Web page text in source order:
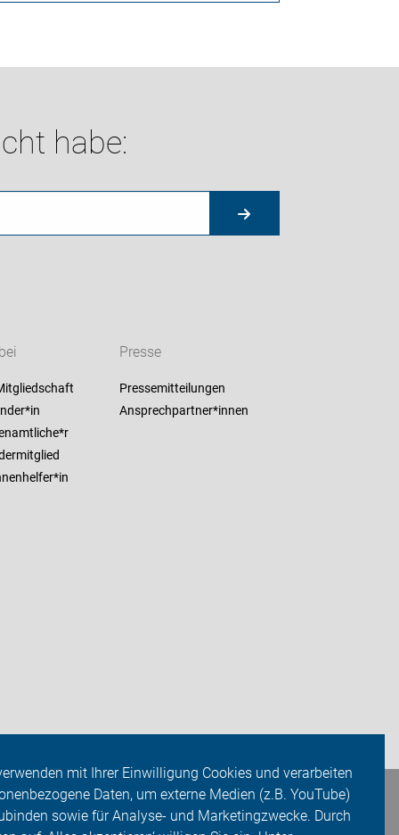
mit Ihrer Einwilligung Cookies und verarbeiten
Daten, um externe Medien (z.B. YouTube)
sowie für Analyse- und Marketingzwecke. Durch
habe:
Presse
Pressemitteilungen
Ansprechpartner*innen